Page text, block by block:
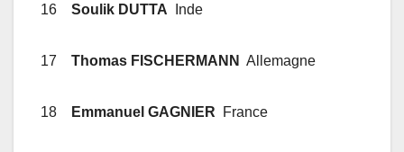
16 Soulik DUTTA Inde
17 Thomas FISCHERMANN Allemagne
18 Emmanuel GAGNIER France